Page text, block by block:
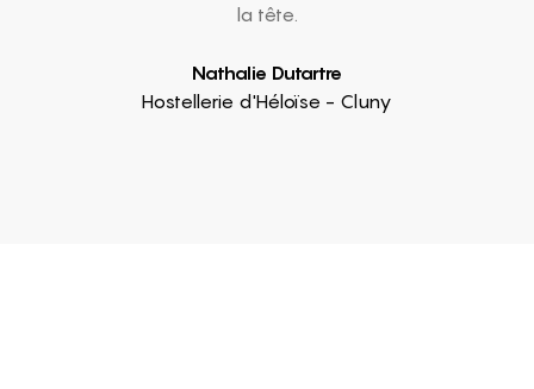
la tête.
Nathalie Dutartre
Hostellerie d'Héloïse - Cluny